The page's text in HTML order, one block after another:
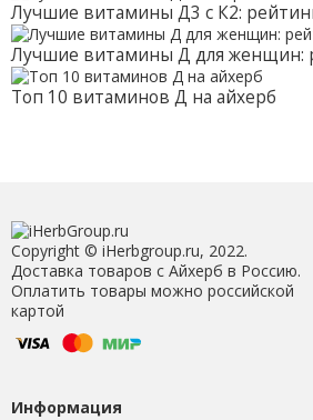
Лучшие витамины Д3 с К2:
Лучшие витамины Д для женщин:
Топ 10 витаминов Д на айхерб
Copyright © iHerbgroup.ru, 2022.
Доставка товаров с Айхерб в Россию.
Оплатить товары можно российской
картой
Информация